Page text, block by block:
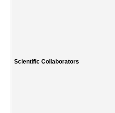
Scientific Collaborators